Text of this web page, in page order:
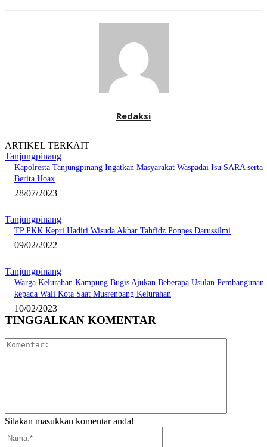
Redaksi
ARTIKEL TERKAIT
Tanjungpinang
Kapolresta Tanjungpinang Ingatkan Masyarakat Waspadai Isu SARA serta
Berita Hoax
28/07/2023
Tanjungpinang
TP PKK Kepri Hadiri Wisuda Akbar Tahfidz Ponpes Darussilmi
09/02/2022
Tanjungpinang
Warga Kelurahan Kampung Bugis Ajukan Beberapa Usulan Pembangunan
kepada Wali Kota Saat Musrenbang Kelurahan
10/02/2023
TINGGALKAN KOMENTAR
Silakan masukkan komentar anda!